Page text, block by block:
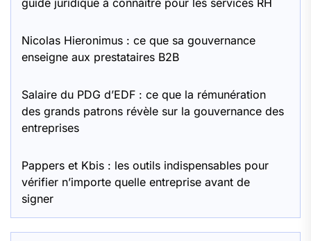
Nicolas Hieronimus : ce que sa gouvernance
enseigne aux prestataires B2B
Salaire du PDG d’EDF : ce que la rémunération
des grands patrons révèle sur la gouvernance des
entreprises
Pappers et Kbis : les outils indispensables pour
vérifier n’importe quelle entreprise avant de
signer